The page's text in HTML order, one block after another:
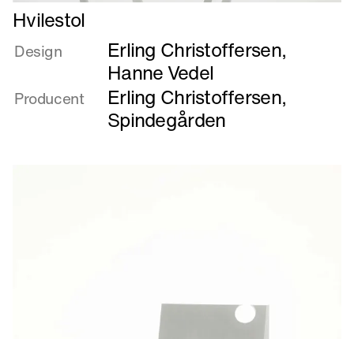
Læs
mere
om
Hvilestol
Design Erling Christoffersen,
Hanne Vedel
Producent Erling Christoffersen,
Spindegården